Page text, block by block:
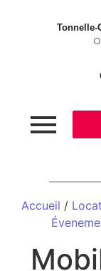
Tonnelle-
Accueil /